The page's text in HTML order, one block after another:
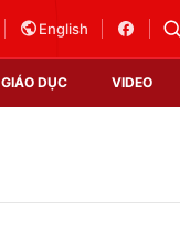
English
GIÁO DỤC VIDEO
VTV Sức